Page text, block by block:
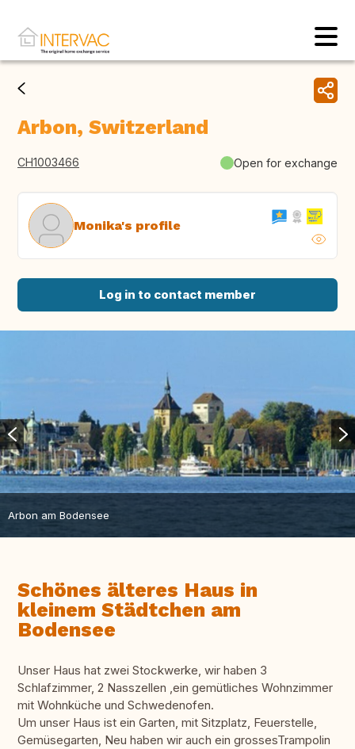
Arbon, Switzerland
CH1003466 Open for exchange
Monika's profile
Log in to contact member
Arbon am Bodensee
Schönes älteres Haus in
kleinem Städtchen am
Bodensee
Unser Haus hat zwei Stockwerke, wir haben 3
Schlafzimmer, 2 Nasszellen ,ein gemütliches Wohnzimmer
mit Wohnküche und Schwedenofen.
Um unser Haus ist ein Garten, mit Sitzplatz, Feuerstelle,
Gemüsegarten, Neu haben wir auch ein grossesTrampolin